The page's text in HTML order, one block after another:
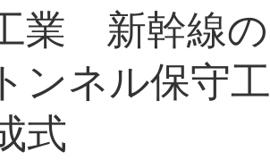
業 新幹線
ネル保守
式